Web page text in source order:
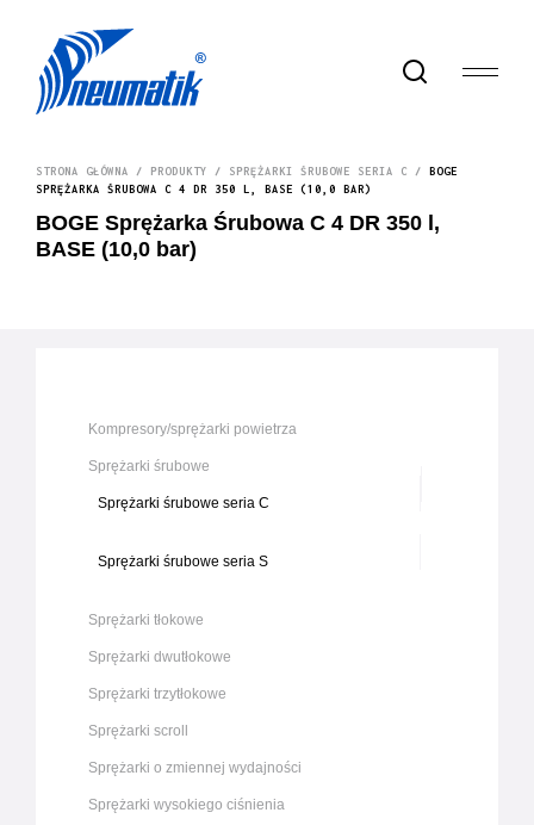
STRONA GŁÓWNA / PRODUKTY / SPRĘŻARKI ŚRUBOWE SERIA C / BOGE
SPRĘŻARKA ŚRUBOWA C 4 DR 350 L, BASE (10,0 BAR)
BOGE Sprężarka Śrubowa C 4 DR 350 l,
BASE (10,0 bar)
Kompresory/sprężarki powietrza
Sprężarki śrubowe
Sprężarki śrubowe seria C
Sprężarki śrubowe seria S
Sprężarki tłokowe
Sprężarki dwutłokowe
Sprężarki trzytłokowe
Sprężarki scroll
Sprężarki o zmiennej wydajności
Sprężarki wysokiego ciśnienia